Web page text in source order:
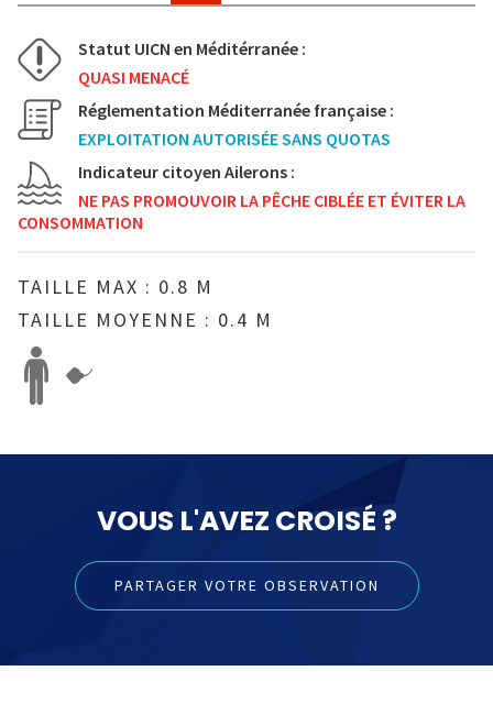
Statut UICN en Méditérranée :
QUASI MENACÉ
Réglementation Méditerranée française :
EXPLOITATION AUTORISÉE SANS QUOTAS
Indicateur citoyen Ailerons :
NE PAS PROMOUVOIR LA PÊCHE CIBLÉE ET ÉVITER LA
CONSOMMATION
TAILLE MAX : 0.8 M
TAILLE MOYENNE : 0.4 M
VOUS L'AVEZ CROISÉ ?
PARTAGER VOTRE OBSERVATION